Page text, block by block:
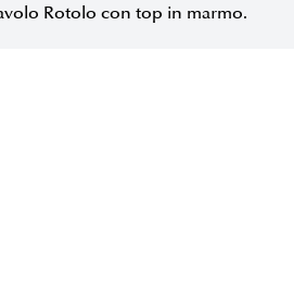
Rotolo con top in marmo.